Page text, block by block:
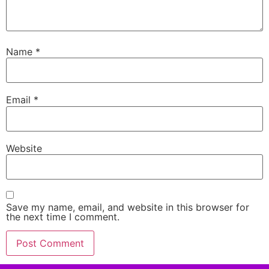
Name *
Email *
Website
Save my name, email, and website in this browser for
the next time I comment.